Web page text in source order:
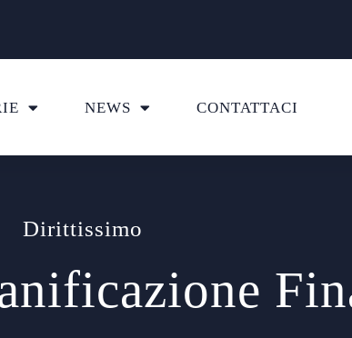
NEWS CONTATTACI
Dirittissimo